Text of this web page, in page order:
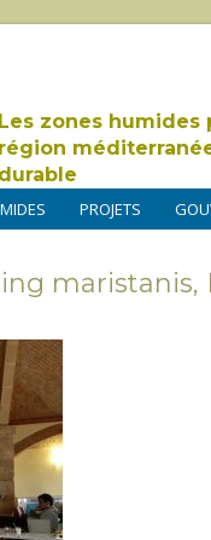
Les zones humides
région
durable
PROJETS